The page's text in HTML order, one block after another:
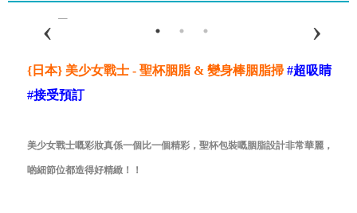
{日本} 美少女戰士 - 聖杯胭脂 & 變身棒胭脂掃 #超吸睛
#接受預訂
美少女戰士嘅彩妝真係一個比一個精彩，聖杯包裝嘅胭脂設計非常華麗，
啲細節位都造得好精緻！！